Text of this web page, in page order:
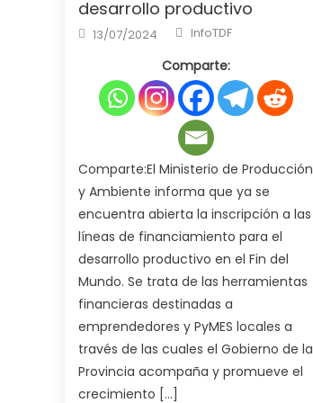
desarrollo productivo
Posted
on
13/07/2024 Author
InfoTDF
Comparte:
Comparte:El Ministerio de Producción
y Ambiente informa que ya se
encuentra abierta la inscripción a las
líneas de financiamiento para el
desarrollo productivo en el Fin del
Mundo. Se trata de las herramientas
financieras destinadas a
emprendedores y PyMES locales a
través de las cuales el Gobierno de la
Provincia acompaña y promueve el
crecimiento […]